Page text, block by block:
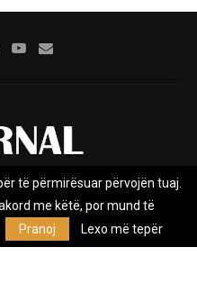
Marketing
Policy
e pavarur, e themeluar në vitin
të përmirësuar përvojën tuaj.
me këtë, por mund të
Pranoj Lexo më tepër